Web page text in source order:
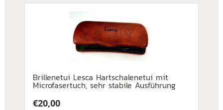
Brillenetui Lesca Hartschalenetui mit
Microfasertuch, sehr stabile Ausführung
€20,00